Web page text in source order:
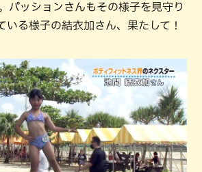
パッションさんもその様子を見守り
いる様子の結衣加さん、果たして！